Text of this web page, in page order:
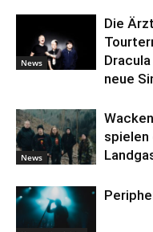
News
Die
neue
News
spielen